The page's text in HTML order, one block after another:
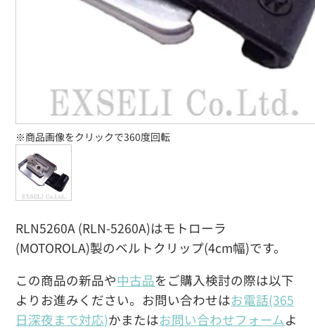
RLN5260A (RLN-5260A)はモトローラ
(MOTOROLA)製のベルトクリップ(4cm幅)です。
この商品の新品や中古品をご購入検討の際は以下
よりお進みください。お問い合わせはお電話(365
日深夜まで対応)かまたはお問い合わせフォームよ
※商品画像をクリックで360度回転